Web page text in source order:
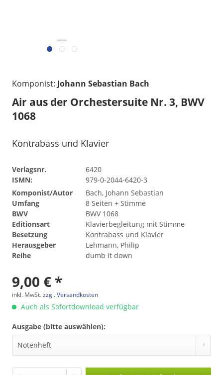
Komponist: Johann Sebastian Bach
Air aus der Orchestersuite Nr. 3, BWV
1068
Kontrabass und Klavier
Verlagsnr.
6420
ISMN:
979-0-2044-6420-3
Komponist/Autor
Bach, Johann Sebastian
Umfang
8 Seiten + Stimme
BWV
BWV 1068
Editionsart
Klavierbegleitung mit Stimme
Besetzung
Kontrabass und Klavier
Herausgeber
Lehmann, Philip
Reihe
dumb it down
9,00 € *
inkl. MwSt.zzgl. Versandkosten
Auch als Sofortdownload verfügbar
Ausgabe (bitte auswählen):